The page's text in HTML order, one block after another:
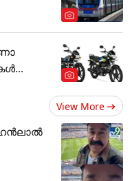
View More